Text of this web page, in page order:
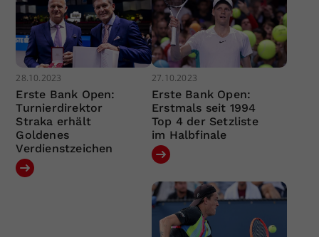
28.10.2023
Erste Bank Open:
Turnierdirektor
Straka erhält
Goldenes
Verdienstzeichen
27.10.2023
Erste Bank Open:
Erstmals seit 1994
Top 4 der Setzliste
im Halbfinale